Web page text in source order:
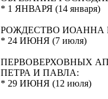
* 1 ЯНВАРЯ (14 января)
РОЖДЕСТВО ИОАННА
* 24 ИЮНЯ (7 июля)
ПЕРВОВЕРХОВНЫХ
ПЕТРА И ПАВЛА:
* 29 ИЮНЯ (12 июля)